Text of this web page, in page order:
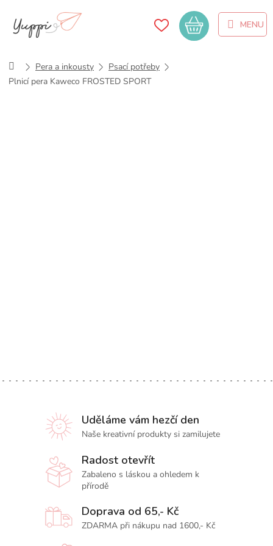
obsah
Nákupní
košík
DomůPera a inkousty
Psací potřeby
Plnicí pera Kaweco FROSTED SPORT
Uděláme vám hezčí den
Naše kreativní produkty si zamilujete
Radost otevřít
Zabaleno s láskou a ohledem k
přírodě
Doprava od 65,- Kč
ZDARMA při nákupu nad 1600,- Kč